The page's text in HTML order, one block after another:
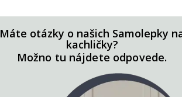
Máte otázky o našich Samolepky
kachličky?
Možno tu nájdete odpovede.